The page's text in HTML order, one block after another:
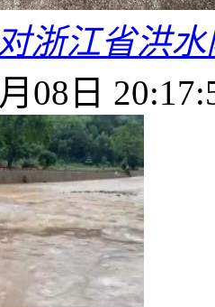
浙江省洪
08日